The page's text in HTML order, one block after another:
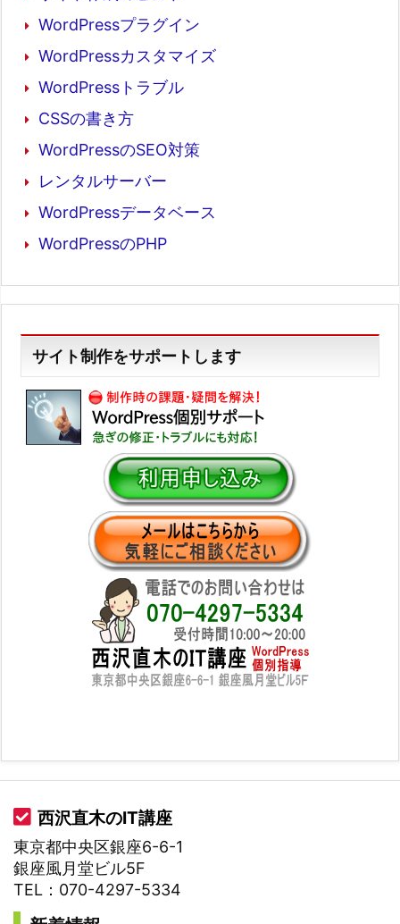
WordPressプラグイン
WordPressカスタマイズ
WordPressトラブル
CSSの書き方
WordPressのSEO対策
レンタルサーバー
WordPressデータベース
WordPressのPHP
サイト制作をサポートします
西沢直木のIT講座
東京都中央区銀座6-6-1
銀座風月堂ビル5F
TEL：070-4297-5334